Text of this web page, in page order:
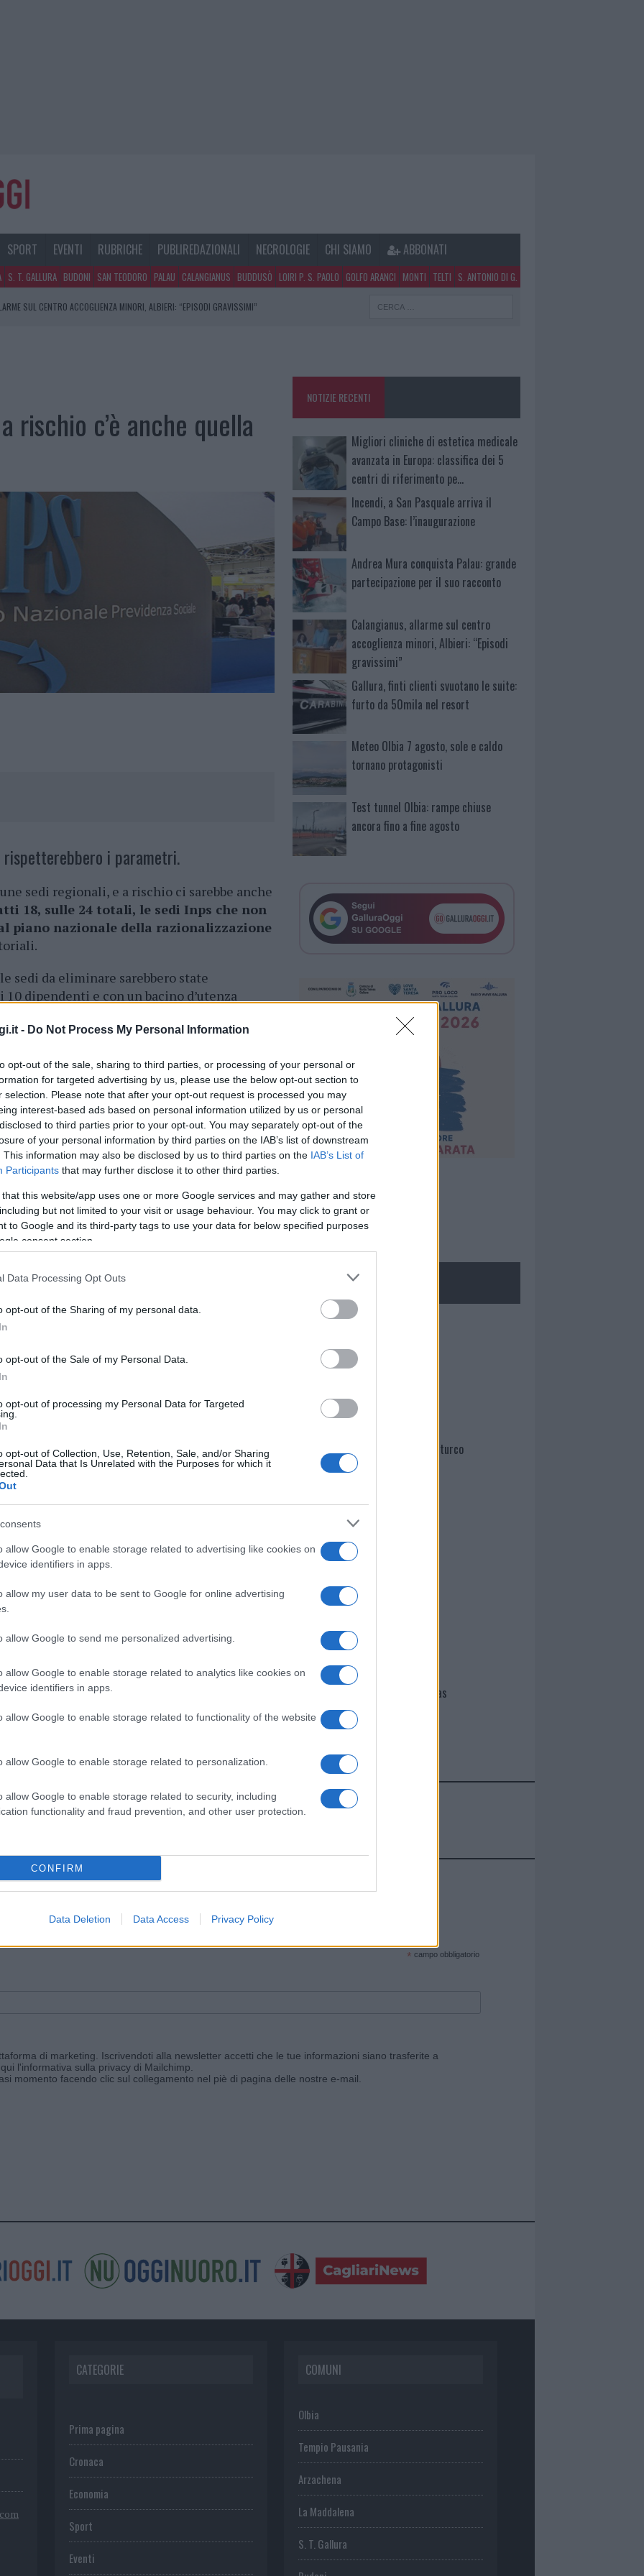
- Do Not Process My Personal Information
opt-out of the sale, sharing to third parties, or processing of your personal or
for targeted advertising by us, please use the below opt-out section to
selection. Please note that after your opt-out request is processed you may
interest-based ads based on personal information utilized by us or personal
to third parties prior to your opt-out. You may separately opt-out of the
of your personal information by third parties on the IAB’s list of downstream
This information may also be disclosed by us to third parties on the IAB’s List of
Participants that may further disclose it to other third parties.
that this website/app uses one or more Google services and may gather and store
but not limited to your visit or usage behaviour. You may click to grant or
to Google and its third-party tags to use your data for below specified purposes
consent section.
Data Processing Opt Outs
opt-out of the Sharing of my personal data.
opt-out of the Sale of my Personal Data.
opt-out of processing my Personal Data for Targeted
opt-out of Collection, Use, Retention, Sale, and/or Sharing
Data that Is Unrelated with the Purposes for which it
allow Google to enable storage related to advertising like cookies on
identifiers in apps.
allow my user data to be sent to Google for online advertising
allow Google to send me personalized advertising.
allow Google to enable storage related to analytics like cookies on
identifiers in apps.
allow Google to enable storage related to functionality of the website
allow Google to enable storage related to personalization.
allow Google to enable storage related to security, including
functionality and fraud prevention, and other user protection.
CONFIRM
Data Deletion Data Access Privacy Policy
SPORT EVENTI RUBRICHE PUBLIREDAZIONALI NECROLOGIE CHI SIAMO ABBONATI
S. T. GALLURA BUDONI SAN TEODORO PALAU CALANGIANUS BUDDUSÒ LOIRI P. S. PAOLO GOLFO ARANCI MONTI TELTI S. ANTONIO DI G.
SUL CENTRO ACCOGLIENZA MINORI, ALBIERI: “EPISODI GRAVISSIMI”
GRANDE PARTECIPAZIONE PER IL SUO RACCONTO
rischio c’è anche quella
rispetterebbero i parametri.
sedi regionali, e a rischio ci sarebbe anche
18, sulle 24 totali, le sedi Inps che non
piano nazionale della razionalizzazione
sedi da eliminare sarebbero state
dipendenti e con un bacino d’utenza
fare qualche esempio.Il destino di queste
la trasformazione in “punti Inps”: sportelli
differenziata”.
cliccandoqui
nella sezioneLogindal menù del sito o
Prossimo articolo
NOTIZIE RECENTI
Migliori cliniche di estetica medicale
avanzata in Europa: classifica dei 5
centri di riferimento pe…
Incendi, a San Pasquale arriva il
Campo Base: l’inaugurazione
Andrea Mura conquista Palau: grande
partecipazione per il suo racconto
Calangianus, allarme sul centro
accoglienza minori, Albieri: “Episodi
gravissimi”
Gallura, finti clienti svuotano le suite:
furto da 50mila nel resort
Meteo Olbia 7 agosto, sole e caldo
tornano protagonisti
Test tunnel Olbia: rampe chiuse
ancora fino a fine agosto
NECROLOGIE
Martina Agostina Diturco
I nostri cari
I nostri cari
Giovannimaria Cabras
Invia un Comunicato Stampa|Pubblicità|Segnala
e ricevi le nostre email periodiche contenenti le ultime notizie pubblicate sul sito web!
* campo obbligatorio
di marketing. Iscrivendoti alla newsletter accetti che le tue informazioni siano trasferite a
l'informativa sulla privacy di Mailchimp
momento facendo clic sul collegamento nel piè di pagina delle nostre e-mail.
CATEGORIE
Prima pagina
Cronaca
Economia
Sport
Eventi
COMUNI
Olbia
Tempio Pausania
Arzachena
La Maddalena
S. T. Gallura